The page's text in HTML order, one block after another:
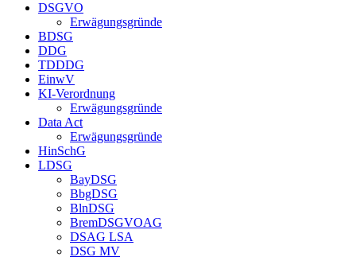
DSGVO
Erwägungsgründe
BDSG
DDG
TDDDG
EinwV
KI-Verordnung
Erwägungsgründe
Data Act
Erwägungsgründe
HinSchG
LDSG
BayDSG
BbgDSG
BlnDSG
BremDSGVOAG
DSAG LSA
DSG MV